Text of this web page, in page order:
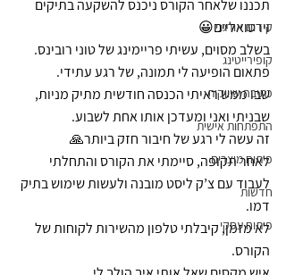
קידום אורגני
קופירייטינג
כתיבה שיווקית
התפתחות אישית
פיתוח מוצרים
חדשות
פיתוח עסקי
תכננו שלאחר הקורס ניכנס להשקעה בתיקים
וירטואליים😀
בשלב מסוים, עשיתי פריימינג של טוני רובינס.
פתאום הופיעה לי תמונה, של רגע עתידי.
שבו ממש ראיתי הכנסה חודשית מתיק מניות,
שבניתי ואני ומעדכן אותו אחת לשבוע.
זה עשה לי רגע של חיבור חזק ביותר🙏
לאחר תקופה, סיימתי את הקורס והתחלתי
לעבוד עם צ’ק ליסט מובנה ולעשות שימוש בתיק
דמו.
לא מזמן, קיבלתי טלפון מהשירות לקוחות של
הקורס.